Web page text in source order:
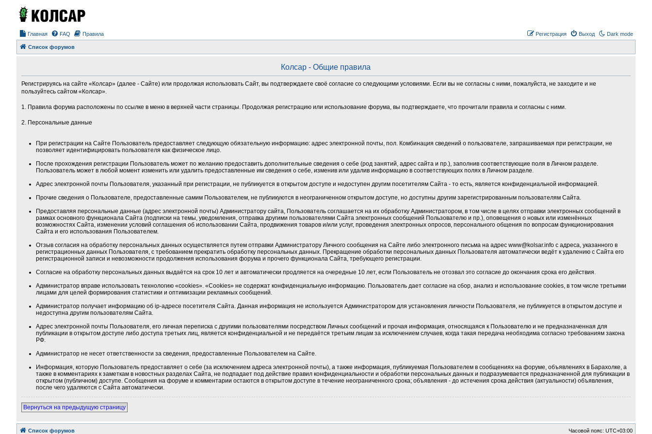
Главная Dark mode
FAQ Правила Выход
Регистрация
Список форумов
Колсар - Общие правила
Регистрируясь на сайте «Колсар» (далее - Сайте) или продолжая использовать Сайт, вы подтверждаете своё согласие со следующими условиями. Если вы не согласны с ними, пожалуйста, не заходите и не
пользуйтесь сайтом «Колсар».
1. Правила форума расположены по ссылке в меню в верхней части страницы. Продолжая регистрацию или использование форума, вы подтверждаете, что прочитали правила и согласны с ними.
2. Персональные данные
При регистрации на Сайте Пользователь предоставляет следующую обязательную информацию: адрес электронной почты, пол. Комбинация сведений о пользователе, запрашиваемая при регистрации, не
позволяет идентифицировать пользователя как физическое лицо.
После прохождения регистрации Пользователь может по желанию предоставить дополнительные сведения о себе (род занятий, адрес сайта и пр.), заполнив соответствующие поля в Личном разделе.
Пользователь может в любой момент изменить или удалить предоставленные им сведения о себе, изменив или удалив информацию в соответствующих полях в Личном разделе.
Адрес электронной почты Пользователя, указанный при регистрации, не публикуется в открытом доступе и недоступен другим посетителям Сайта - то есть, является конфиденциальной информацией.
Прочие сведения о Пользователе, предоставленные самим Пользователем, не публикуются в неограниченном открытом доступе, но доступны другим зарегистрированным пользователям Сайта.
Предоставляя персональные данные (адрес электронной почты) Администратору сайта, Пользователь соглашается на их обработку Администратором, в том числе в целях отправки электронных сообщений в
рамках основного функционала Сайта (подписки на темы, уведомления, отправка другими пользователями Сайта электронных сообщений Пользователю и пр.), оповещения о новых или изменённых
возможностях Сайта, изменении условий соглашения об использовании Сайта, продвижения товаров и/или услуг, проведения электронных опросов, персонального общения по вопросам функционирования
Сайта и его использования Пользователем.
Отзыв согласия на обработку персональных данных осуществляется путем отправки Администратору Личного сообщения на Сайте либо электронного письма на адрес www@kolsar.infoс адреса, указанного в
регистрационных данных Пользователя, с требованием прекратить обработку персональных данных. Прекращение обработки персональных данных Пользователя автоматически ведёт к удалению с Сайта его
регистрационной записи и невозможности продолжения использования форума и прочего функционала Сайта, требующего регистрации.
Согласие на обработку персональных данных выдаётся на срок 10 лет и автоматически продляется на очередные 10 лет, если Пользователь не отозвал это согласие до окончания срока его действия.
Администратор вправе использовать технологию «cookies». «Cookies» не содержат конфиденциальную информацию. Пользователь дает согласие на сбор, анализ и использование cookies, в том числе третьими
лицами для целей формирования статистики и оптимизации рекламных сообщений.
Администратор получает информацию об ip-адресе посетителя Сайта. Данная информация не используется Администратором для установления личности Пользователя, не публикуется в открытом доступе и
недоступна другим пользователям Сайта.
Адрес электронной почты Пользователя, его личная переписка с другими пользователями посредством Личных сообщений и прочая информация, относящаяся к Пользователю и не предназначенная для
публикации в открытом доступе либо доступа третьих лиц, является конфиденциальной и не передаётся третьим лицам за исключением случаев, когда такая передача необходима согласно требованиям закона
РФ.
Администратор не несет ответственности за сведения, предоставленные Пользователем на Сайте.
Информация, которую Пользователь предоставляет о себе (за исключением адреса электронной почты), а также информация, публикуемая Пользователем в сообщениях на форуме, объявлениях в Барахолке, а
также в комментариях к заметкам в новостных разделах Сайта, не подпадает под действие правил конфиденциальности и обработки персональных данных и подразумевается предназначенной для публикации в
открытом (публичном) доступе. Сообщения на форуме и комментарии остаются в открытом доступе в течение неограниченного срока; объявления - до истечения срока действия (актуальности) объявления,
после чего удаляются с Сайта автоматически.
Вернуться на предыдущую страницу
Список форумов Часовой пояс:UTC+03:00